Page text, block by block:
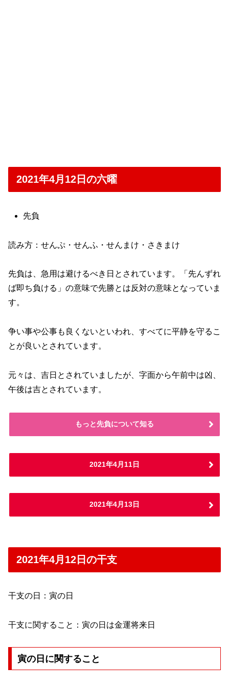
2021年4月12日の六曜
先負
読み方：せんぷ・せんふ・せんまけ・さきまけ
先負は、急用は避けるべき日とされています。「先んずれ
ば即ち負ける」の意味で先勝とは反対の意味となっていま
す。
争い事や公事も良くないといわれ、すべてに平静を守るこ
とが良いとされています。
元々は、吉日とされていましたが、字面から午前中は凶、
午後は吉とされています。
もっと先負について知る
2021年4月11日
2021年4月13日
2021年4月12日の干支
干支の日：寅の日
干支に関すること：寅の日は金運将来日
寅の日に関すること